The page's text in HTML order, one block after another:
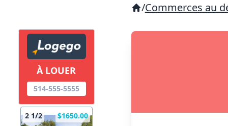
À LOUER
514-555-5555
2 1/2 $1650.00
/Commerces au